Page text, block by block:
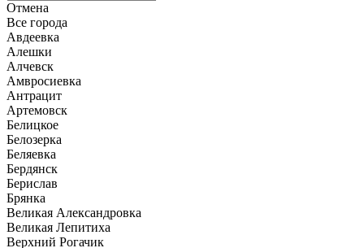
Отмена
Все города
Авдеевка
Алешки
Алчевск
Амвросиевка
Антрацит
Артемовск
Белицкое
Белозерка
Беляевка
Бердянск
Берислав
Брянка
Великая Александровка
Великая Лепитиха
Верхний Рогачик